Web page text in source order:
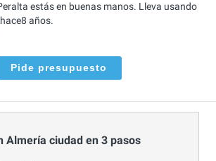
estás en buenas manos. Lleva usando
años.
Pide presupuesto
Almería ciudad en 3 pasos